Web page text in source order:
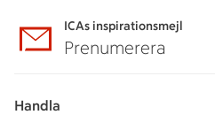
ICAs inspirationsmejl
Prenumerera
Handla